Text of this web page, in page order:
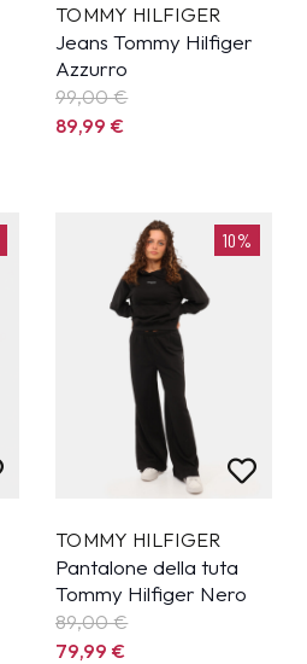
TOMMY HILFIGER
Jeans Tommy Hilfiger
Azzurro
99,00 €
89,99€
10%
TOMMY HILFIGER
Pantalone della tuta
Tommy Hilfiger Nero
89,00 €
79,99€